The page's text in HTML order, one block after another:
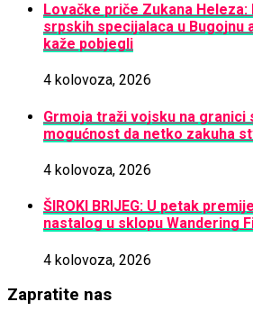
Lovačke priče Zukana
srpskih specijalaca u Bugojnu
kaže pobjegli
4 kolovoza, 2026
Grmoja traži vojsku na granici
mogućnost da netko zakuha
4 kolovoza, 2026
ŠIROKI BRIJEG: U petak
nastalog u sklopu Wandering
4 kolovoza, 2026
Zapratite nas